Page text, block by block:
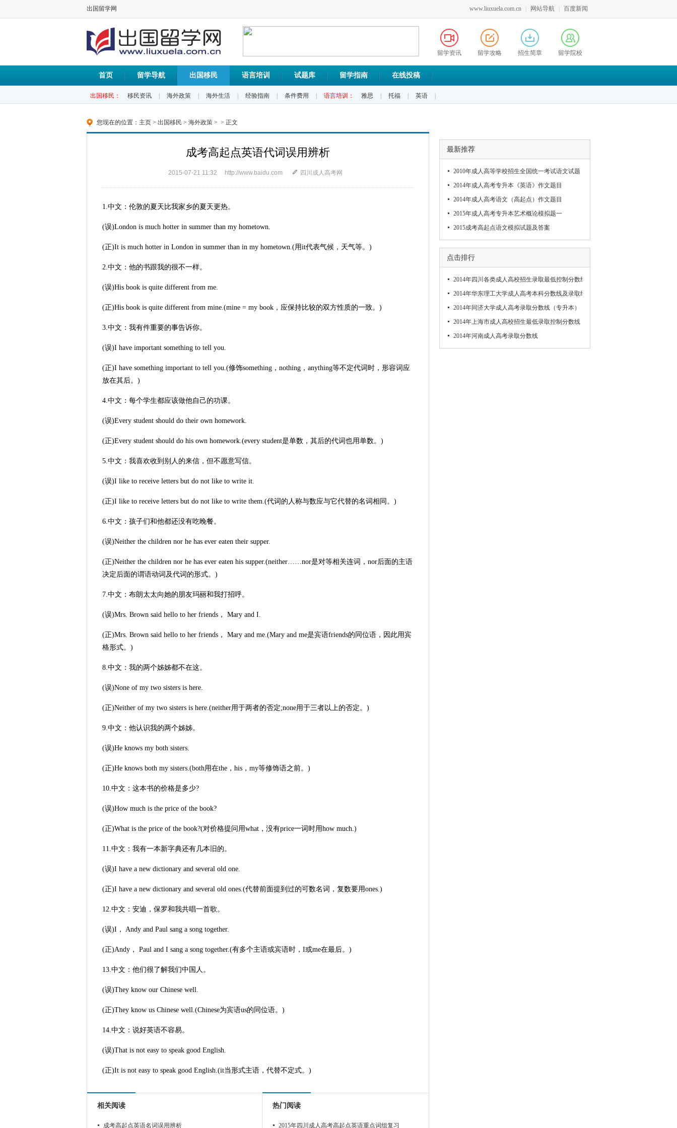
出国留学网 www.liuxuela.com.cn 网站导航 百度新闻
留学资讯 留学攻略 招生简章 留学院校
首页 留学导航 出国移民 语言培训 试题库 留学指南 在线投稿
出国移民： 移民资讯 海外政策 海外生活 经验指南 条件费用 语言培训： 雅思 托福 英语
您现在的位置： 主页 > 出国移民 > 海外政策 > > 正文
成考高起点英语代词误用辨析
2015-07-21 11:32 http://www.baidu.com 四川成人高考网
1.中文：伦敦的夏天比我家乡的夏天更热。
(误)London is much hotter in summer than my hometown.
(正)It is much hotter in London in summer than in my hometown.(用it代表气候，天气等。)
2.中文：他的书跟我的很不一样。
(误)His book is quite different from me.
(正)His book is quite different from mine.(mine = my book，应保持比较的双方性质的一致。)
3.中文：我有件重要的事告诉你。
(误)I have important something to tell you.
(正)I have something important to tell you.(修饰something，nothing，anything等不定代词时，形容词应
放在其后。)
4.中文：每个学生都应该做他自己的功课。
(误)Every student should do their own homework.
(正)Every student should do his own homework.(every student是单数，其后的代词也用单数。)
5.中文：我喜欢收到别人的来信，但不愿意写信。
(误)I like to receive letters but do not like to write it.
(正)I like to receive letters but do not like to write them.(代词的人称与数应与它代替的名词相同。)
6.中文：孩子们和他都还没有吃晚餐。
(误)Neither the children nor he has ever eaten their supper.
(正)Neither the children nor he has ever eaten his supper.(neither……nor是对等相关连词，nor后面的主语
决定后面的谓语动词及代词的形式。)
7.中文：布朗太太向她的朋友玛丽和我打招呼。
(误)Mrs. Brown said hello to her friends， Mary and I.
(正)Mrs. Brown said hello to her friends， Mary and me.(Mary and me是宾语friends的同位语，因此用宾
格形式。)
8.中文：我的两个姊姊都不在这。
(误)None of my two sisters is here.
(正)Neither of my two sisters is here.(neither用于两者的否定;none用于三者以上的否定。)
9.中文：他认识我的两个姊姊。
(误)He knows my both sisters.
(正)He knows both my sisters.(both用在the，his，my等修饰语之前。)
10.中文：这本书的价格是多少?
(误)How much is the price of the book?
(正)What is the price of the book?(对价格提问用what，没有price一词时用how much.)
11.中文：我有一本新字典还有几本旧的。
(误)I have a new dictionary and several old one.
(正)I have a new dictionary and several old ones.(代替前面提到过的可数名词，复数要用ones.)
12.中文：安迪，保罗和我共唱一首歌。
(误)I， Andy and Paul sang a song together.
(正)Andy， Paul and I sang a song together.(有多个主语或宾语时，I或me在最后。)
13.中文：他们很了解我们中国人。
(误)They know our Chinese well.
(正)They know us Chinese well.(Chinese为宾语us的同位语。)
14.中文：说好英语不容易。
(误)That is not easy to speak good English.
(正)It is not easy to speak good English.(it当形式主语，代替不定式。)
相关阅读
成考高起点英语名词误用辨析
热门阅读
2015年四川成人高考高起点英语重点词组复习
最新推荐
2010年成人高等学校招生全国统一考试语文试题
2014年成人高考专升本《英语》作文题目
2014年成人高考语文（高起点）作文题目
2015年成人高考专升本艺术概论模拟题一
2015成考高起点语文模拟试题及答案
点击排行
2014年四川各类成人高校招生录取最低控制分数线
2014年华东理工大学成人高考本科分数线及录取结
2014年同济大学成人高考录取分数线（专升本）
2014年上海市成人高校招生最低录取控制分数线
2014年河南成人高考录取分数线